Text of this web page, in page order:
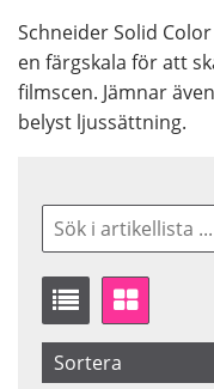
Schneider Solid
en färgskala för att
filmscen. Jämnar
belyst ljussättning.
Sortera